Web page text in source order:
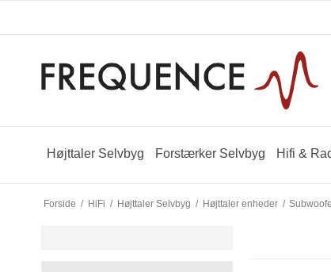
Højttaler Selvbyg Forstærker Selvbyg Hifi &
Forside / HiFi / Højttaler Selvbyg / Højttaler enheder /